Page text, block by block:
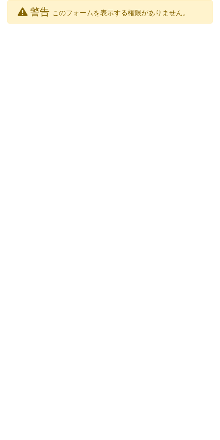
警告 このフォームを表示する権限がありません。